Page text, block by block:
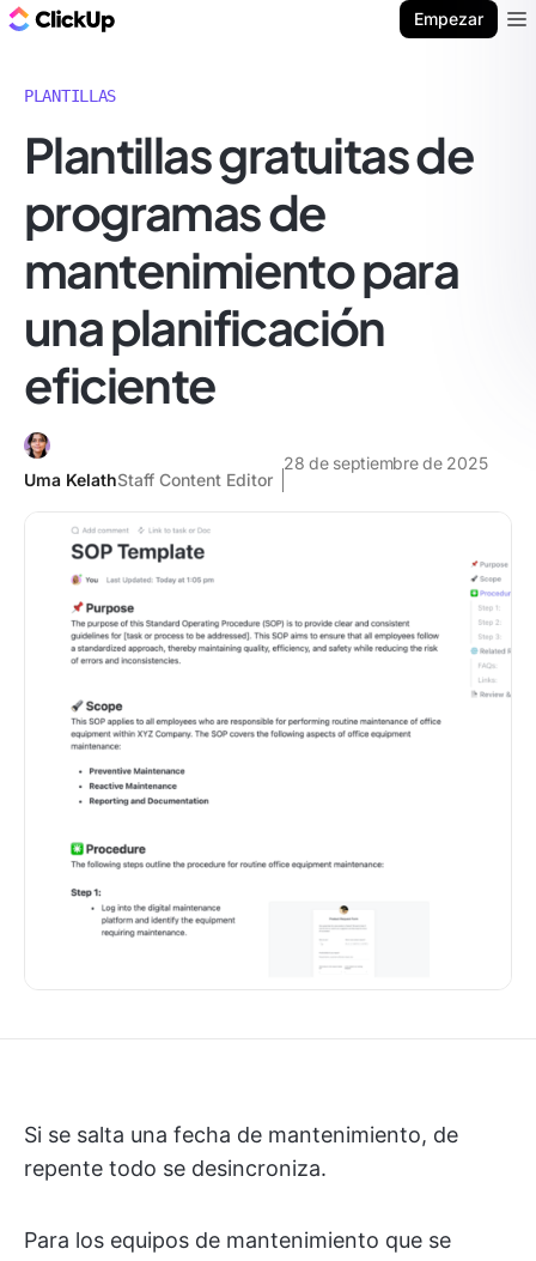
Empezar
PLANTILLAS
Plantillas gratuitas de
programas de
mantenimiento para
una planificación
eficiente
Uma KelathStaff Content Editor
28 de septiembre de 2025
Si se salta una fecha de mantenimiento, de
repente todo se desincroniza.
Para los equipos de mantenimiento que se